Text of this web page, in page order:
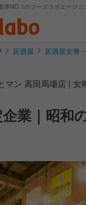
界NO.1のフーズラボエージェ
居酒屋 居酒屋女将
ン 高田馬場店 | 女
業｜昭和